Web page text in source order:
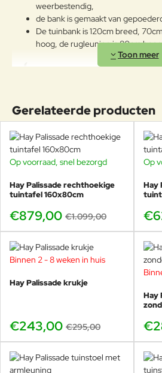
VASELINE
HET
HET
weerbestendig,
de bank is gemaakt van
De tuinbank is 120cm breed,
hoog, de rugleuning is 80cm
showroom. Combineer met de
Gerelateerde producten
-20%
Op voorraad, snel bezorgd
Hay Palissade rechthoekige
tuintafel 160x80cm
€879,00 €1.099,00
Op
Hay
-18%
Binnen 2 - 8 weken in huis
Hay Palissade krukje
€243,00 €295,00
Hay